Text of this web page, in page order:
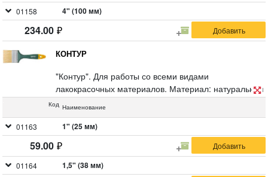
01158 4" (100 мм)
234.00
КОНТУР
"Контур". Для работы со всеми видами
лакокрасочных материалов. Материал: натуральная
светлая щетина, пластиковая ручка.
Код Наименование
01163 1" (25 мм)
59.00
01164 1,5" (38 мм)